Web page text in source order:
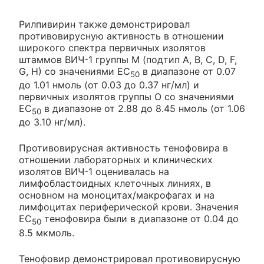
Рилпивирин также демонстрировал
противовирусную активность в отношении
широкого спектра первичных изолятов
штаммов ВИЧ-1 группы М (подтип А, В, С, D, F,
G, Н) со значениями ЕС50 в диапазоне от 0.07
до 1.01 нмоль (от 0.03 до 0.37 нг/мл) и
первичных изолятов группы О со значениями
ЕС50 в диапазоне от 2.88 до 8.45 нмоль (от 1.06
до 3.10 нг/мл).
Противовирусная активность тенофовира в
отношении лабораторных и клинических
изолятов ВИЧ-1 оценивалась на
лимфобластоидных клеточных линиях, в
основном на моноцитах/макрофагах и на
лимфоцитах периферической крови. Значения
ЕС50 тенофовира были в диапазоне от 0.04 до
8.5 мкмоль.
Тенофовир демонстрировал противовирусную